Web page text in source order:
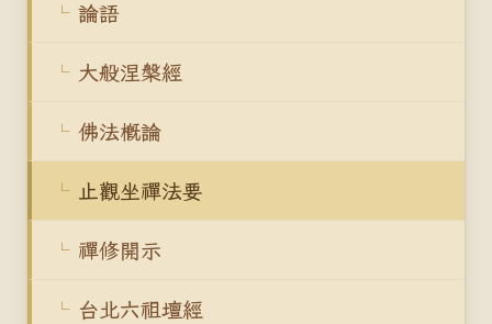
論語
大般涅槃經
佛法概論
止觀坐禪法要
禪修開示
台北六祖壇經